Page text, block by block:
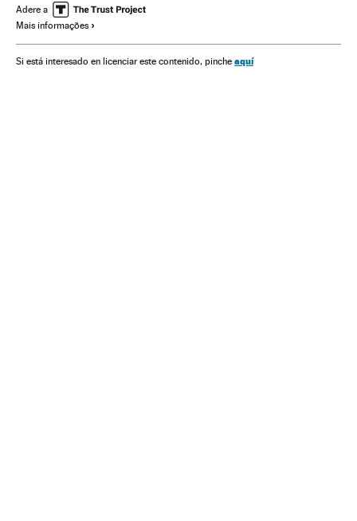
Fraude fiscal Jogador futebol
Delitos fiscais
Justiça
Adere a
Mais informações
Si está interesado en licenciar este contenido, pinche aquí